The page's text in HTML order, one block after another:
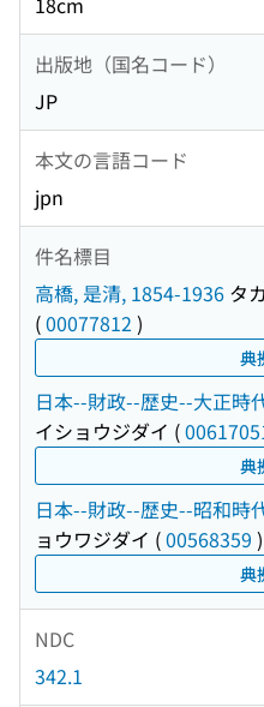
出版地（国名コード）
JP
本文の言語コード
jpn
件名標目
高橋, 是清, 1854-1936 タ
(00077812 )
典
日本--財政--歴史--大正時
イショウジダイ (
典
日本--財政--歴史--昭和時
ョウワジダイ (00568359 )
典
NDC
342.1